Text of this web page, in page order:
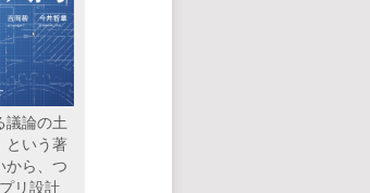
議論の土
という著
から、つ
リ設計